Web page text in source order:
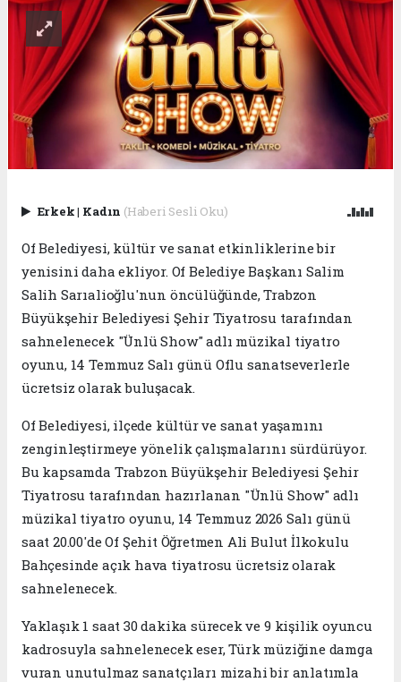
Erkek| Kadın (Haberi Sesli Oku)
Of Belediyesi, kültür ve sanat etkinliklerine bir
yenisini daha ekliyor. Of Belediye Başkanı Salim
Salih Sarıalioğlu'nun öncülüğünde, Trabzon
Büyükşehir Belediyesi Şehir Tiyatrosu tarafından
sahnelenecek "Ünlü Show" adlı müzikal tiyatro
oyunu, 14 Temmuz Salı günü Oflu sanatseverlerle
ücretsiz olarak buluşacak.
Of Belediyesi, ilçede kültür ve sanat yaşamını
zenginleştirmeye yönelik çalışmalarını sürdürüyor.
Bu kapsamda Trabzon Büyükşehir Belediyesi Şehir
Tiyatrosu tarafından hazırlanan "Ünlü Show" adlı
müzikal tiyatro oyunu, 14 Temmuz 2026 Salı günü
saat 20.00'de Of Şehit Öğretmen Ali Bulut İlkokulu
Bahçesinde açık hava tiyatrosu ücretsiz olarak
sahnelenecek.
Yaklaşık 1 saat 30 dakika sürecek ve 9 kişilik oyuncu
kadrosuyla sahnelenecek eser, Türk müziğine damga
vuran unutulmaz sanatçıları mizahi bir anlatımla